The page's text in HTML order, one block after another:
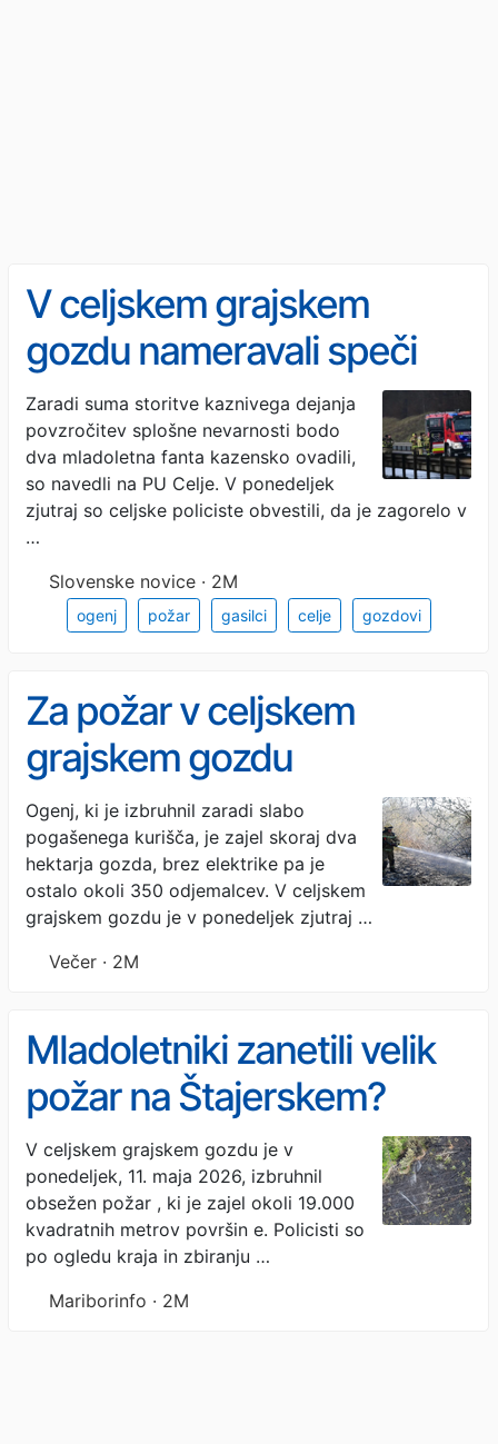
V celjskem grajskem
gozdu nameravali speči
mesne izdelke, ni se dobro
končalo
Zaradi suma storitve kaznivega dejanja
povzročitev splošne nevarnosti bodo
dva mladoletna fanta kazensko ovadili,
so navedli na PU Celje. V ponedeljek
zjutraj so celjske policiste obvestili, da je zagorelo v
…
Slovenske novice · 2M
ogenj požar gasilci celje gozdovi
Za požar v celjskem
grajskem gozdu
odgovorna mladoletnika
Ogenj, ki je izbruhnil zaradi slabo
pogašenega kurišča, je zajel skoraj dva
hektarja gozda, brez elektrike pa je
ostalo okoli 350 odjemalcev. V celjskem
grajskem gozdu je v ponedeljek zjutraj …
Večer · 2M
Mladoletniki zanetili velik
požar na Štajerskem?
Policija razkriva, kaj se je
zgodilo in kakšna kazen
jim grozi
V celjskem grajskem gozdu je v
ponedeljek, 11. maja 2026, izbruhnil
obsežen požar , ki je zajel okoli 19.000
kvadratnih metrov površin e. Policisti so
po ogledu kraja in zbiranju …
Mariborinfo · 2M